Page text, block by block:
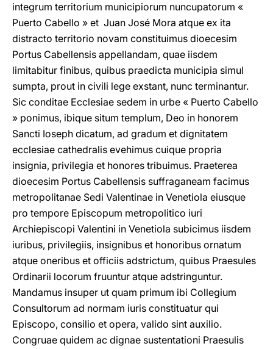
integrum territorium municipiorum nuncupatorum «
Puerto Cabello » et Juan José Mora atque ex ita
distracto territorio novam constituimus dioecesim
Portus Cabellensis appellandam, quae iisdem
limitabitur finibus, quibus praedicta municipia simul
sumpta, prout in civili lege exstant, nunc terminantur.
Sic conditae Ecclesiae sedem in urbe « Puerto Cabello
» ponimus, ibique situm templum, Deo in honorem
Sancti Ioseph dicatum, ad gradum et dignitatem
ecclesiae cathedralis evehimus cuique propria
insignia, privilegia et honores tribuimus. Praeterea
dioecesim Portus Cabellensis suffraganeam facimus
metropolitanae Sedi Valentinae in Venetiola eiusque
pro tempore Episcopum metropolitico iuri
Archiepiscopi Valentini in Venetiola subicimus iisdem
iuribus, privilegiis, insignibus et honoribus ornatum
atque oneribus et officiis adstrictum, quibus Praesules
Ordinarii locorum fruuntur atque adstringuntur.
Mandamus insuper ut quam primum ibi Collegium
Consultorum ad normam iuris constituatur qui
Episcopo, consilio et opera, valido sint auxilio.
Congruae quidem ac dignae sustentationi Praesulis